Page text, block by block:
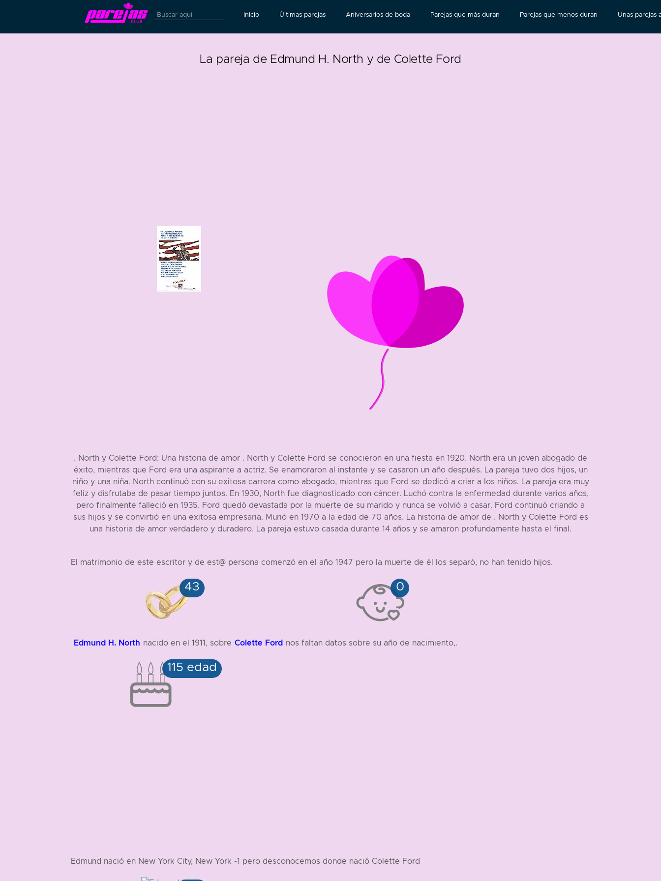
Inicio Últimas parejas Aniversarios de boda Parejas que más duran Parejas que menos duran Unas parejas
La pareja de Edmund H. North y de Colette Ford
. North y Colette Ford: Una historia de amor . North y Colette Ford se conocieron en una fiesta en 1920. North era un joven abogado de
éxito, mientras que Ford era una aspirante a actriz. Se enamoraron al instante y se casaron un año después. La pareja tuvo dos hijos, un
niño y una niña. North continuó con su exitosa carrera como abogado, mientras que Ford se dedicó a criar a los niños. La pareja era muy
feliz y disfrutaba de pasar tiempo juntos. En 1930, North fue diagnosticado con cáncer. Luchó contra la enfermedad durante varios años,
pero finalmente falleció en 1935. Ford quedó devastada por la muerte de su marido y nunca se volvió a casar. Ford continuó criando a
sus hijos y se convirtió en una exitosa empresaria. Murió en 1970 a la edad de 70 años. La historia de amor de . North y Colette Ford es
una historia de amor verdadero y duradero. La pareja estuvo casada durante 14 años y se amaron profundamente hasta el final.
El matrimonio de este escritor y de est@ persona comenzó en el año 1947 pero la muerte de él los separó, no han tenido hijos.
Edmund H. North nacido en el 1911, sobre Colette Ford nos faltan datos sobre su año de nacimiento,.
Edmund nació en New York City, New York -1 pero desconocemos donde nació Colette Ford